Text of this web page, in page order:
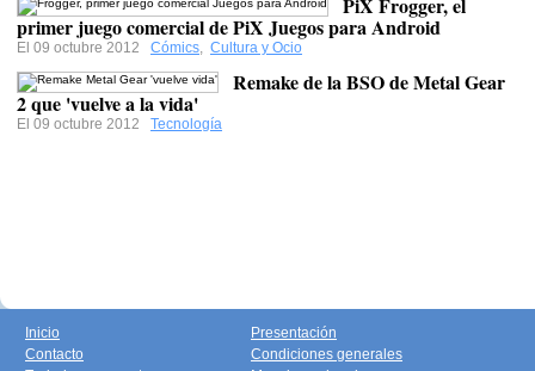
primer juego comercial de PiX Juegos para Android
El 09 octubre 2012 Cómics, Cultura y Ocio
Remake de la BSO de Metal Gear
2 que 'vuelve a la vida'
El 09 octubre 2012 Tecnología
Inicio
Contacto
Presentación
Condiciones generales